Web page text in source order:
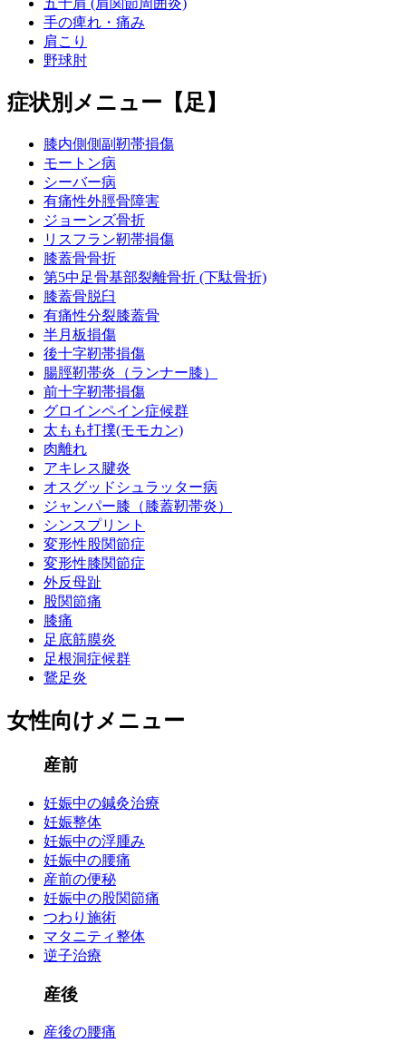
手の痺れ・痛み
肩こり
野球肘
症状別メニュー【足】
膝内側側副靭帯損傷
モートン病
シーバー病
有痛性外脛骨障害
ジョーンズ骨折
リスフラン靭帯損傷
膝蓋骨骨折
第5中足骨基部裂離骨折 (下駄骨折)
膝蓋骨脱臼
有痛性分裂膝蓋骨
半月板損傷
後十字靭帯損傷
腸脛靭帯炎（ランナー膝）
前十字靭帯損傷
グロインペイン症候群
太もも打撲(モモカン)
肉離れ
アキレス腱炎
オスグッドシュラッター病
ジャンパー膝（膝蓋靭帯炎）
シンスプリント
変形性股関節症
変形性膝関節症
外反母趾
股関節痛
膝痛
足底筋膜炎
足根洞症候群
鵞足炎
女性向けメニュー
産前
妊娠中の鍼灸治療
妊娠整体
妊娠中の浮腫み
妊娠中の腰痛
産前の便秘
妊娠中の股関節痛
つわり施術
マタニティ整体
逆子治療
産後
産後の腰痛